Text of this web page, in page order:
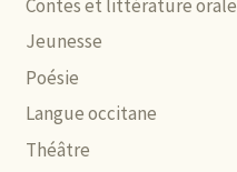
Contes et littérature orale
Jeunesse
Poésie
Langue occitane
Théâtre